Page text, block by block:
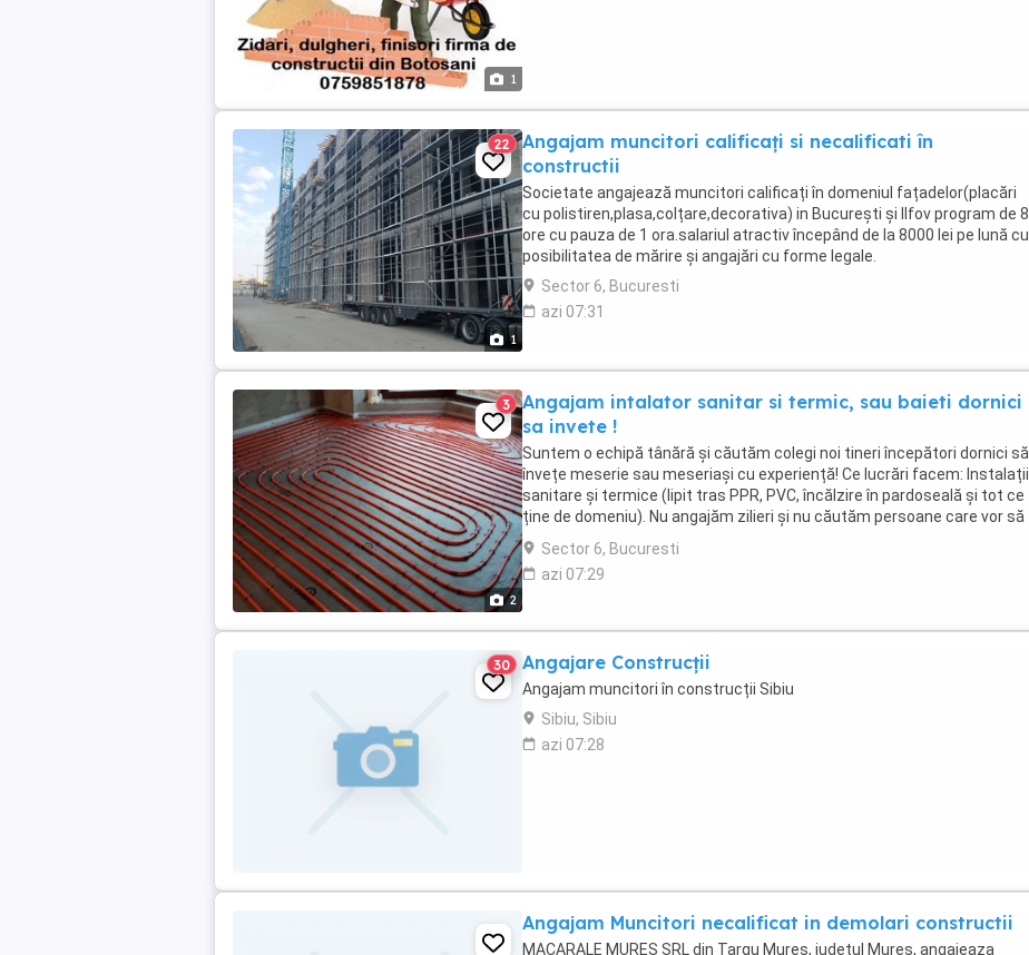
1
1
22
Angajam muncitori calificați si necalificati în
constructii
Societate angajează muncitori calificați în domeniul fațadelor(placări
cu polistiren,plasa,colțare,decorativa) in București și Ilfov program de 8
ore cu pauza de 1 ora.salariul atractiv începând de la 8000 lei pe lună cu
posibilitatea de mărire și angajări cu forme legale.
Sector 6, Bucuresti
azi 07:31
2
3
Angajam intalator sanitar si termic, sau baieti dornici
sa invete !
Suntem o echipă tânără și căutăm colegi noi tineri începători dornici să
învețe meserie sau meseriași cu experiență! Ce lucrări facem: Instalații
sanitare și termice (lipit tras PPR, PVC, încălzire în pardoseală și tot ce
ține de domeniu). Nu angajăm zilieri și nu căutăm persoane care vor să
...
Sector 6, Bucuresti
azi 07:29
30 Angajare Construcții
Angajam muncitori în construcții Sibiu
Sibiu, Sibiu
azi 07:28
Angajam Muncitori necalificat in demolari constructii
MACARALE MURES SRL din Targu Mures, judetul Mures, angajeaza